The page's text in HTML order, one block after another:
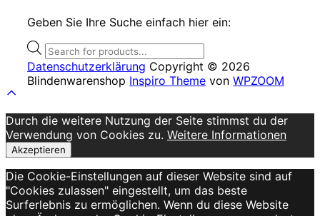
Geben Sie Ihre Suche einfach hier ein:
Products
search
Datenschutzerklärung Copyright © 2026
Blindenwarenshop Inspiro Theme von WPZOOM
top
Durch die weitere Nutzung der Seite stimmst du der
Verwendung von Cookies zu. Weitere Informationen
Akzeptieren
Die Cookie-Einstellungen auf dieser Website sind auf
"Cookies zulassen" eingestellt, um das beste
Surferlebnis zu ermöglichen. Wenn du diese Website